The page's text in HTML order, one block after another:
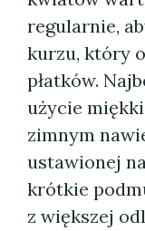
regularnie,
kurzu, który
płatków.
użycie
zimnym
ustawionej
krótkie
z większej